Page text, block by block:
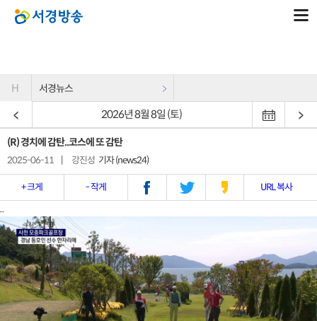
H 서경뉴스
2026년 8월 8일 (토)
(R) 경치에 감탄..코스에 또 감탄
2025-06-11 강진성 기자 (news24)
+ 크게 - 작게 URL 복사
..